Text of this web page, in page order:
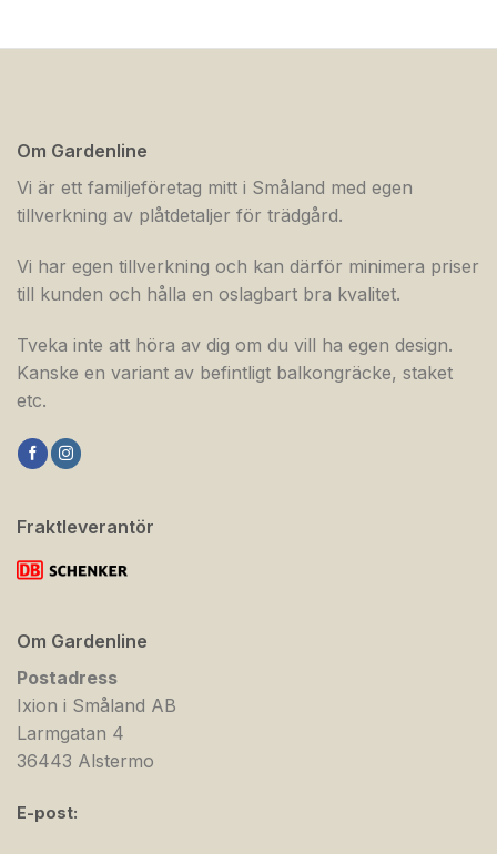
Om Gardenline
Vi är ett familjeföretag mitt i Småland med egen
tillverkning av plåtdetaljer för trädgård.
Vi har egen tillverkning och kan därför minimera priser
till kunden och hålla en oslagbart bra kvalitet.
Tveka inte att höra av dig om du vill ha egen design.
Kanske en variant av befintligt balkongräcke, staket
etc.
Fraktleverantör
Om Gardenline
Postadress
Ixion i Småland AB
Larmgatan 4
36443 Alstermo
E-post: